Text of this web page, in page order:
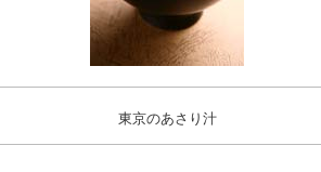
東京のあさり汁